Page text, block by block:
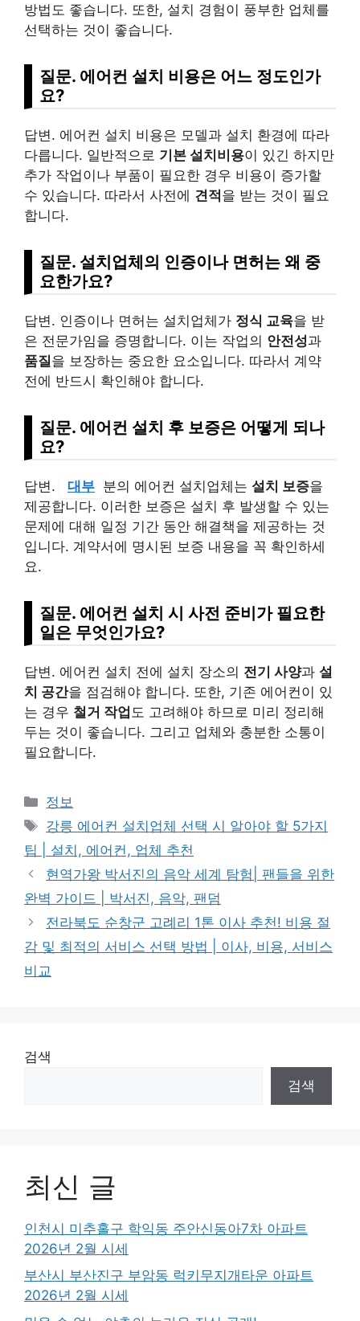
방법도 좋습니다. 또한, 설치 경험이 풍부한 업체를
선택하는 것이 좋습니다.
질문. 에어컨 설치 비용은 어느 정도인가
요?
답변. 에어컨 설치 비용은 모델과 설치 환경에 따라
다릅니다. 일반적으로 기본 설치비용이 있긴 하지만
추가 작업이나 부품이 필요한 경우 비용이 증가할
수 있습니다. 따라서 사전에 견적을 받는 것이 필요
합니다.
질문. 설치업체의 인증이나 면허는 왜 중
요한가요?
답변. 인증이나 면허는 설치업체가 정식 교육을 받
은 전문가임을 증명합니다. 이는 작업의 안전성과
품질을 보장하는 중요한 요소입니다. 따라서 계약
전에 반드시 확인해야 합니다.
질문. 에어컨 설치 후 보증은 어떻게 되나
요?
답변. 대부 분의 에어컨 설치업체는 설치 보증을
제공합니다. 이러한 보증은 설치 후 발생할 수 있는
문제에 대해 일정 기간 동안 해결책을 제공하는 것
입니다. 계약서에 명시된 보증 내용을 꼭 확인하세
요.
질문. 에어컨 설치 시 사전 준비가 필요한
일은 무엇인가요?
답변. 에어컨 설치 전에 설치 장소의 전기 사양과 설
치 공간을 점검해야 합니다. 또한, 기존 에어컨이 있
는 경우 철거 작업 도 고려해야 하므로 미리 정리해
두는 것이 좋습니다. 그리고 업체와 충분한 소통이
필요합니다.
Categories
정보
Tags
강릉 에어컨 설치업체 선택 시 알아야 할 5가지
팁 | 설치, 에어컨, 업체 추천
현역가왕 박서진의 음악 세계 탐험| 팬들을 위한
완벽 가이드 | 박서진, 음악, 팬덤
전라북도 순창군 고례리 1톤 이사 추천! 비용 절
감 및 최적의 서비스 선택 방법 | 이사, 비용, 서비스
비교
검색
검색
최신 글
인천시 미추홀구 학익동 주안신동아7차 아파트
2026년 2월 시세
부산시 부산진구 부암동 럭키무지개타운 아파트
2026년 2월 시세